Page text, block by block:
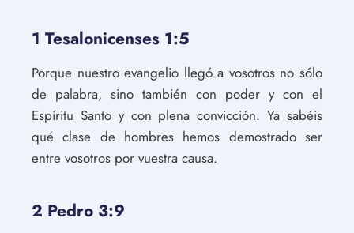
1 Tesalonicenses 1:5
Porque nuestro evangelio llegó a vosotros no sólo
de palabra, sino también con poder y con el
Espíritu Santo y con plena convicción. Ya sabéis
qué clase de hombres hemos demostrado ser
entre vosotros por vuestra causa.
2 Pedro 3:9